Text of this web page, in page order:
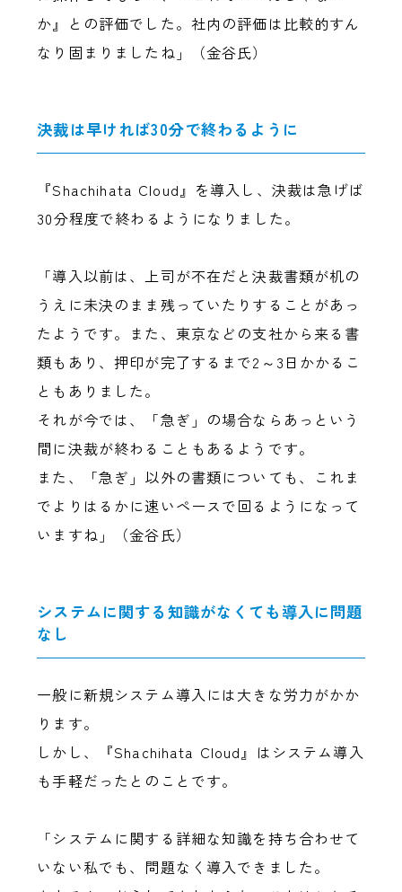
か』との評価でした。社内の評価は比較的すん
なり固まりましたね」（金谷氏）
決裁は早ければ30分で終わるように
『Shachihata Cloud』を導入し、決裁は急げば
30分程度で終わるようになりました。
「導入以前は、上司が不在だと決裁書類が机の
うえに未決のまま残っていたりすることがあっ
たようです。また、東京などの支社から来る書
類もあり、押印が完了するまで2～3日かかるこ
ともありました。
それが今では、「急ぎ」の場合ならあっという
間に決裁が終わることもあるようです。
また、「急ぎ」以外の書類についても、これま
でよりはるかに速いペースで回るようになって
いますね」（金谷氏）
システムに関する知識がなくても導入に問題
なし
一般に新規システム導入には大きな労力がかか
ります。
しかし、『Shachihata Cloud』はシステム導入
も手軽だったとのことです。
「システムに関する詳細な知識を持ち合わせて
いない私でも、問題なく導入できました。